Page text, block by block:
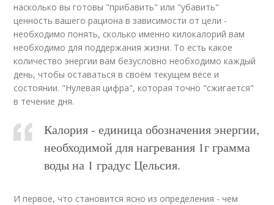
насколько вы готовы "прибавить" или "убавить"
ценность вашего рациона в зависимости от цели -
необходимо понять, сколько именно килокалорий вам
необходимо для поддержания жизни. То есть какое
количество энергии вам безусловно необходимо каждый
день, чтобы оставаться в своём текущем весе и
состоянии. "Нулевая цифра", которая точно "сжигается"
в течение дня.
Калория - единица обозначения энергии,
необходимой для нагревания 1г грамма
воды на 1 градус Цельсия.
И первое, что становится ясно из определения - чем